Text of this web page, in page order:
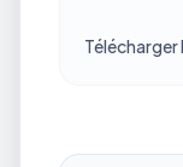
Télécharger